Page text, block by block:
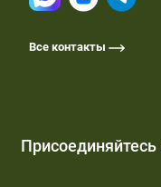
Все контакты